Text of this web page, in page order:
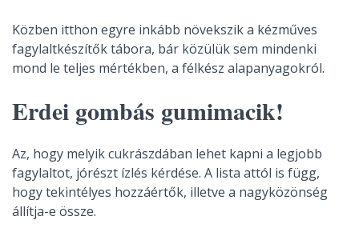
Közben itthon egyre inkább növekszik a kézműves
fagylaltkészítők tábora, bár közülük sem mindenki
mond le teljes mértékben, a félkész alapanyagokról.
Erdei gombás gumimacik!
Az, hogy melyik cukrászdában lehet kapni a legjobb
fagylaltot, jórészt ízlés kérdése. A lista attól is függ,
hogy tekintélyes hozzáértők, illetve a nagyközönség
állítja-e össze.